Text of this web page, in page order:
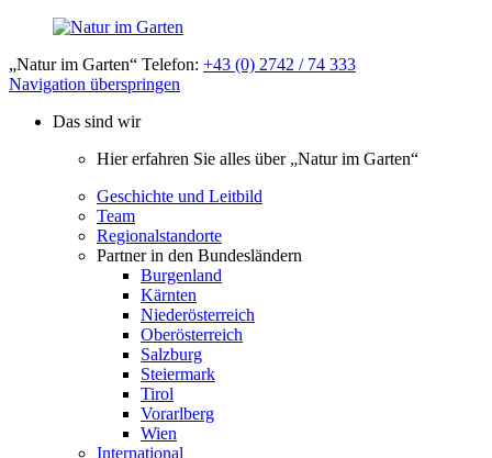
„Natur im Garten“ Telefon: +43 (0) 2742 / 74 333
Navigation überspringen
Das sind wir
Hier erfahren Sie alles über „Natur im Garten“
Geschichte und Leitbild
Team
Regionalstandorte
Partner in den Bundesländern
Burgenland
Kärnten
Niederösterreich
Oberösterreich
Salzburg
Steiermark
Tirol
Vorarlberg
Wien
International